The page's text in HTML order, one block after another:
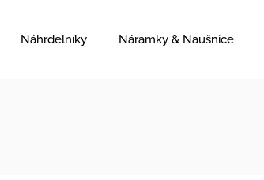
Náhrdelníky Náramky & Naušnice